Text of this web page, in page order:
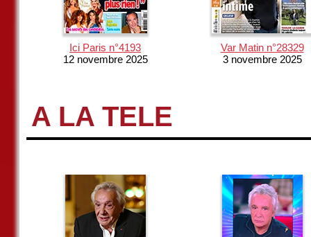
Ici Paris n°4193
12 novembre 2025
Var Matin n°28329
3 novembre 2025
A LA TELE